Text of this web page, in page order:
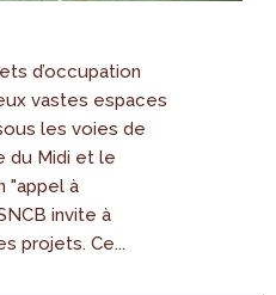
d’occupation
vastes espaces
les voies de
du Midi et le
"appel à
invite à
projets. Ce...